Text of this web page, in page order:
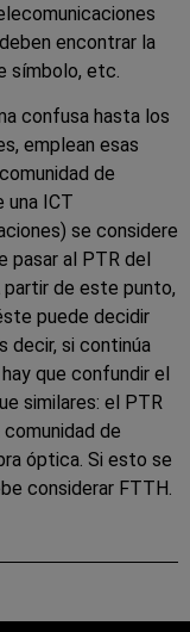
encontrar la
símbolo, etc.
confusa hasta los
emplean esas
de
una ICT
se considere
pasar al PTR del
partir de este punto,
puede decidir
decir, si continúa
que confundir el
similares: el PTR
de
óptica. Si esto se
considerar FTTH.